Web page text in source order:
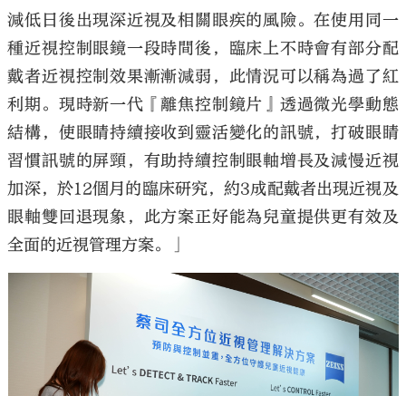
減低日後出現深近視及相關眼疾的風險。在使用同一
種近視控制眼鏡一段時間後，臨床上不時會有部分配
戴者近視控制效果漸漸減弱，此情況可以稱為過了紅
利期。現時新一代『離焦控制鏡片』透過微光學動態
結構，使眼睛持續接收到靈活變化的訊號，打破眼睛
習慣訊號的屏頸，有助持續控制眼軸增長及減慢近視
加深，於12個月的臨床研究，約3成配戴者出現近視及
眼軸雙回退現象，此方案正好能為兒童提供更有效及
全面的近視管理方案。」